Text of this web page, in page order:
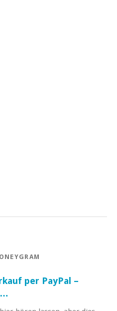
per PayPal –
…